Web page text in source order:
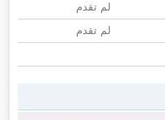
لم تقدم
لم تقدم